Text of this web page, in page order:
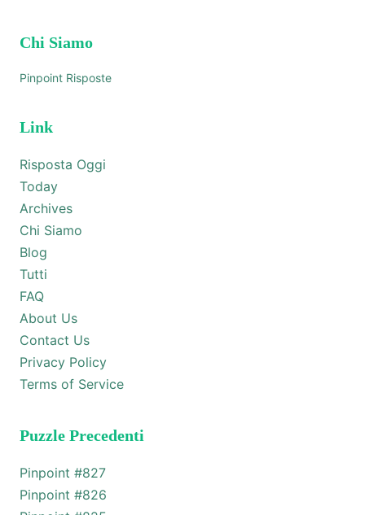
Chi Siamo
Pinpoint Risposte
Link
Risposta Oggi
Today
Archives
Chi Siamo
Blog
Tutti
FAQ
About Us
Contact Us
Privacy Policy
Terms of Service
Puzzle Precedenti
Pinpoint #827
Pinpoint #826